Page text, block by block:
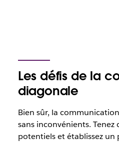
Les défis de la
diagonale
Bien sûr, la
sans inconvénients. Tenez
potentiels et établissez un